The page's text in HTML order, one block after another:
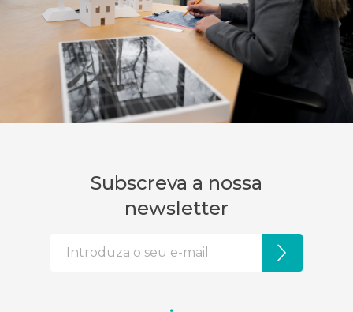
Subscreva a nossa
newsletter